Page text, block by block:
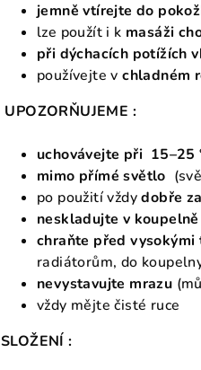
jemně vtírejte do
lze použít i k masáži
při dýchacích potížích
používejte v chladném
UPOZORŇUJEME :
uchovávejte při 15–25
mimo přímé světlo
po použití vždydobře
neskladujte v koupelně
chraňte před
radiátorům, do
nevystavujte mrazu
vždy mějte čisté ruce
SLOŽENÍ :